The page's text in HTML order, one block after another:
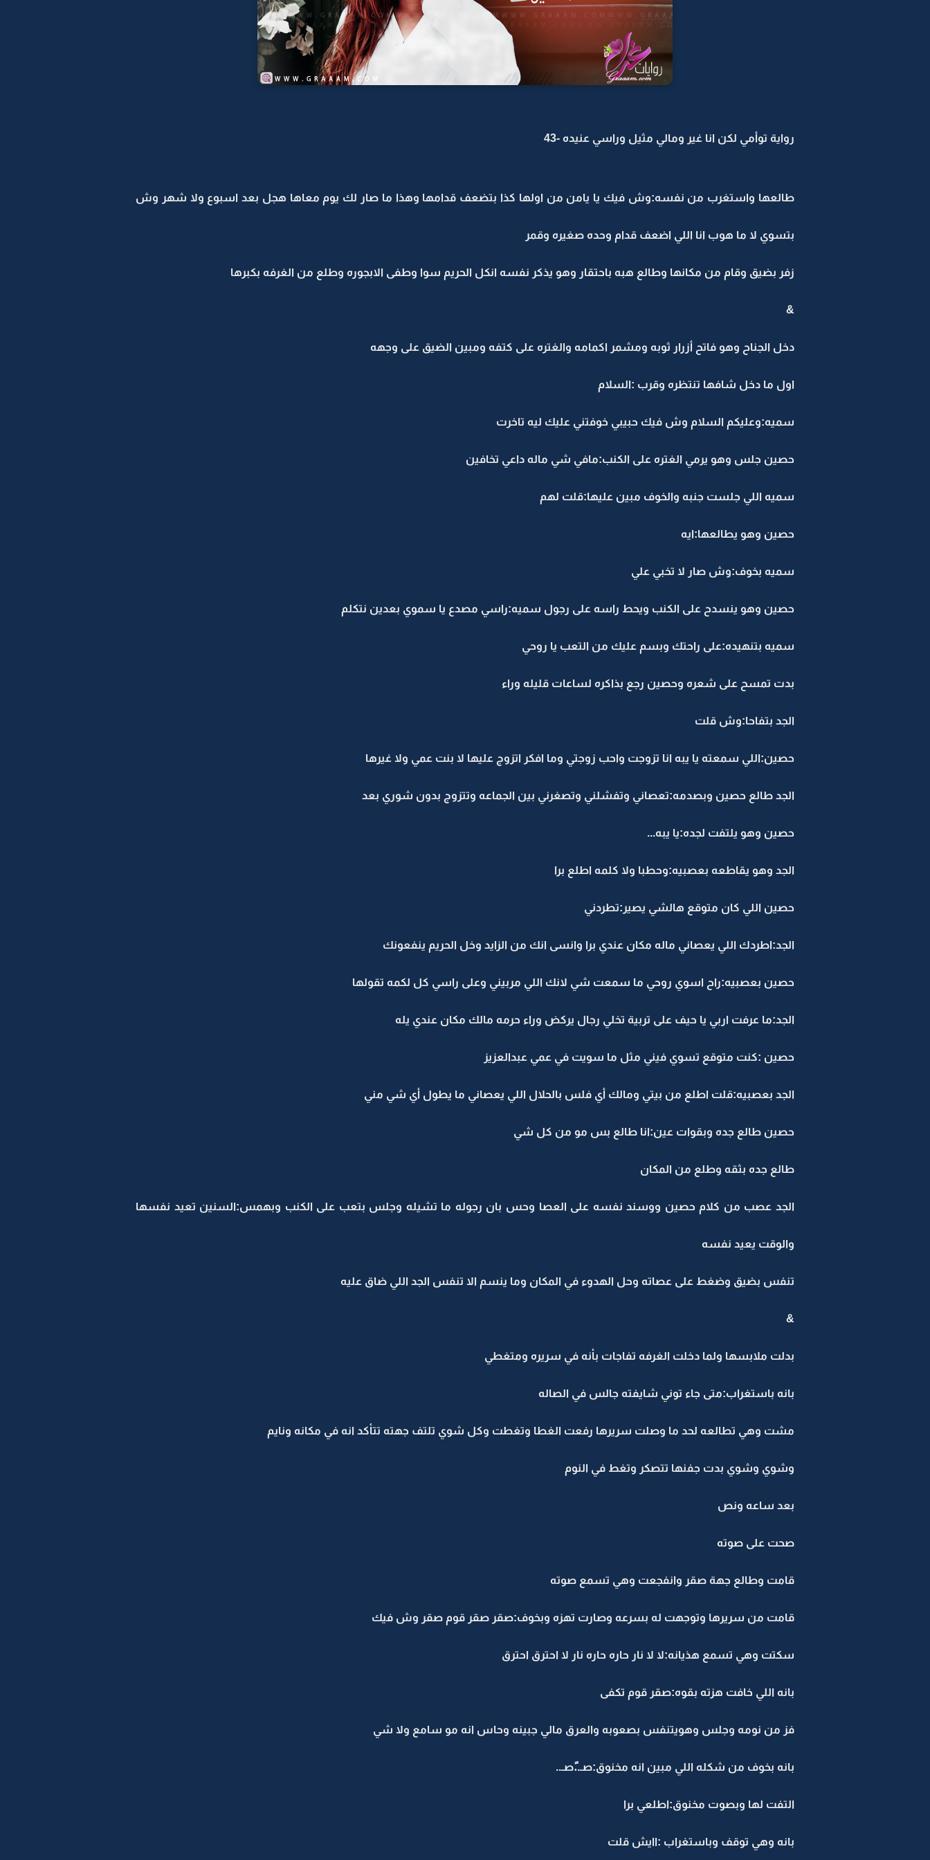
رواية توأمي لكن انا غير ومالي مثيل وراسي عنيده -43
طالعها واستغرب من نفسه:وش فيك يا يامن من اولها كذا بتضعف قدامها وهذا ما صار لك يوم معاها هجل بعد اسبوع ولا شهر وش
بتسوي لا ما هوب انا اللي اضعف قدام وحده صغيره وقمر
زفر بضيق وقام من مكانها وطالع هبه باحتقار وهو يذكر نفسه انكل الحريم سوا وطفى الابجوره وطلع من الغرفه بكبرها
&
دخل الجناح وهو فاتح أزرار ثوبه ومشمر اكمامه والغتره على كتفه ومبين الضيق على وجهه
اول ما دخل شافها تنتظره وقرب :السلام
سميه:وعليكم السلام وش فيك حبيبي خوفتني عليك ليه تاخرت
حصين جلس وهو يرمي الغتره على الكنب:مافي شي ماله داعي تخافين
سميه اللي جلست جنبه والخوف مبين عليها:قلت لهم
حصين وهو يطالعها:ايه
سميه بخوف:وش صار لا تخبي علي
حصين وهو ينسدح على الكنب ويحط راسه على رجول سميه:راسي مصدع يا سموي بعدين نتكلم
سميه بتنهيده:على راحتك وبسم عليك من التعب يا روحي
بدت تمسح على شعره وحصين رجع بذاكره لساعات قليله وراء
الجد بتفاحا:وش قلت
حصين:اللي سمعته يا يبه انا تزوجت واحب زوجتي وما افكر اتزوج عليها لا بنت عمي ولا غيرها
الجد طالع حصين وبصدمه:تعصاني وتفشلني وتصغرني بين الجماعه وتتزوج بدون شوري بعد
حصين وهو يلتفت لجده:يا يبه...
الجد وهو يقاطعه بعصبيه:وحطبا ولا كلمه اطلع برا
حصين اللي كان متوقع هالشي يصير:تطردني
الجد:اطردك اللي يعصاني ماله مكان عندي برا وانسى انك من الزايد وخل الحريم ينفعونك
حصين بعصبيه:راح اسوي روحي ما سمعت شي لانك اللي مربيني وعلى راسي كل لكمه تقولها
الجد:ما عرفت اربي يا حيف على تربية تخلي رجال يركض وراء حرمه مالك مكان عندي يله
حصين :كنت متوقع تسوي فيني مثل ما سويت في عمي عبدالعزيز
الجد بعصبيه:قلت اطلع من بيتي ومالك أي فلس بالحلال اللي يعصاني ما يطول أي شي مني
حصين طالع جده وبقوات عين:انا طالع بس مو من كل شي
طالع جده بثقه وطلع من المكان
الجد عصب من كلام حصين ووسند نفسه على العصا وحس بان رجوله ما تشيله وجلس بتعب على الكنب وبهمس:السنين تعيد نفسها
والوقت يعيد نفسه
تنفس بضيق وضغط على عصاته وحل الهدوء في المكان وما ينسم الا تنفس الجد اللي ضاق عليه
&
بدلت ملابسها ولما دخلت الغرفه تفاجات بأنه في سريره ومتغطي
بانه باستغراب:متى جاء توني شايفته جالس في الصاله
مشت وهي تطالعه لحد ما وصلت سريرها رفعت الغطا وتغطت وكل شوي تلتف جهته تتأكد انه في مكانه ونايم
وشوي وشوي بدت جفنها تتصكر وتغط في النوم
بعد ساعه ونص
صحت على صوته
قامت وطالع جهة صقر وانفجعت وهي تسمع صوته
قامت من سريرها وتوجهت له بسرعه وصارت تهزه وبخوف:صقر صقر قوم صقر وش فيك
سكتت وهي تسمع هذيانه:لا لا نار حاره حاره نار لا احترق احترق
بانه اللي خافت هزته بقوه:صقر قوم تكفى
فز من نومه وجلس وهويتنفس بصعوبه والعرق مالي جبينه وحاس انه مو سامع ولا شي
بانه بخوف من شكله اللي مبين انه مخنوق:صـ..ًصـ..
التفت لها وبصوت مخنوق:اطلعي برا
بانه وهي توقف وباستغراب :اايش قلت